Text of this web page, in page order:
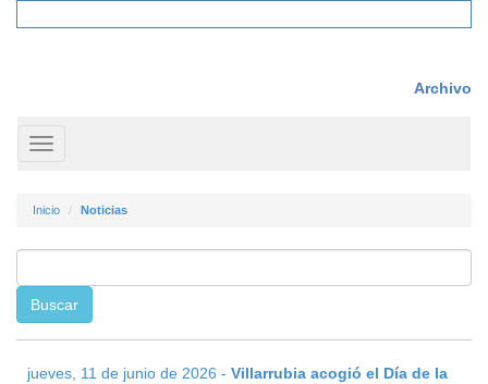
Archivo
Toggle
navigation
Inicio Noticias
jueves, 11 de junio de 2026 - Villarrubia acogió el Día de la